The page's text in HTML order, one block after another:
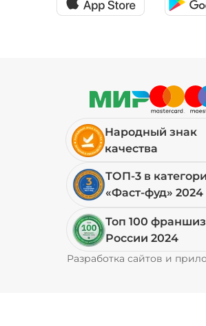
Народный знак
качества
ТОП-3 в
«Фаст-фуд» 2024
Топ 100 франшиз
России 2024
Разработка сайтов и
Pyrobyte